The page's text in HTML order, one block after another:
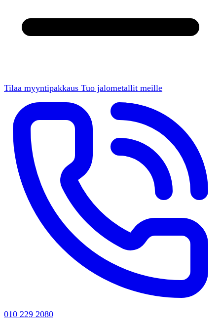
Tilaa myyntipakkaus Tuo jalometallit meille
010 229 2080